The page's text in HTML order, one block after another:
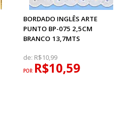
BORDADO INGLÊS ARTE
PUNTO BP-075 2,5CM
BRANCO 13,7MTS
de: R$10,99
POR R$10,59